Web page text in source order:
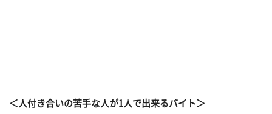
＜人付き合いの苦手な人が1人で出来るバイト＞